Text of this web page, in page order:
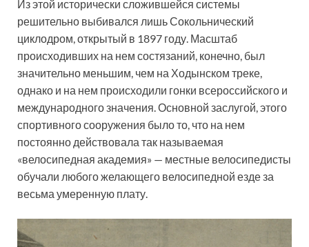
Из этой исторически сложившейся системы
решительно выбивался лишь Сокольнический
циклодром, открытый в 1897 году. Масштаб
происходивших на нем состязаний, конечно, был
значительно меньшим, чем на Ходынском треке,
однако и на нем происходили гонки всероссийского и
международного значения. Основной заслугой, этого
спортивного сооружения было то, что на нем
постоянно действовала так называемая
«велосипедная академия» — местные велосипедисты
обучали любого желающего велосипедной езде за
весьма умеренную плату.